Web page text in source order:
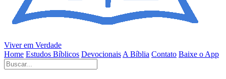
Viver em Verdade
Home Estudos Bíblicos Devocionais A Bíblia Contato Baixe o App